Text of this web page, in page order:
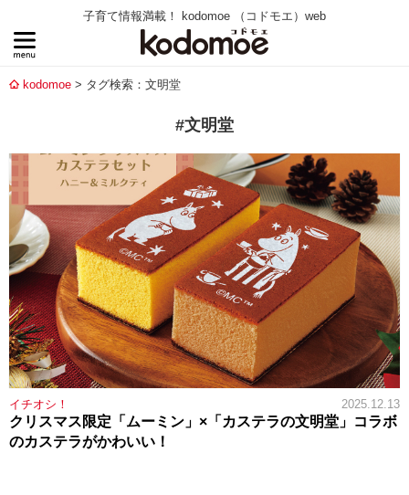
子育て情報満載！ kodomoe （コドモエ）web
kodomoe タグ検索：文明堂
#文明堂
イチオシ！ 2025.12.13
クリスマス限定「ムーミン」×「カステラの文明堂」コラボ
のカステラがかわいい！